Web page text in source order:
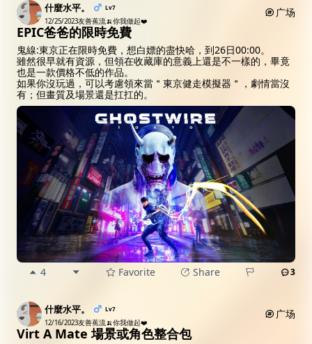
什麼水平。 Lv7
12/25/2023友善蕉流🍌你我做起❤️
广场
EPIC爸爸的限時免費
鬼線:東京正在限時免費，想白嫖的盡快哈，到26日00:00。
雖然很早就有資源，但領在收藏庫的意義上還是不一樣的，畢竟
也是一款價格不低的作品。
如果你沒玩過，可以考慮領來當＂東京健走模擬器＂，劇情當沒
有；但畫質及場景還是扛扛的。
4 Favorite Share 3
什麼水平。 Lv7
12/16/2023友善蕉流🍌你我做起❤️
广场
Virt A Mate 場景或角色整合包